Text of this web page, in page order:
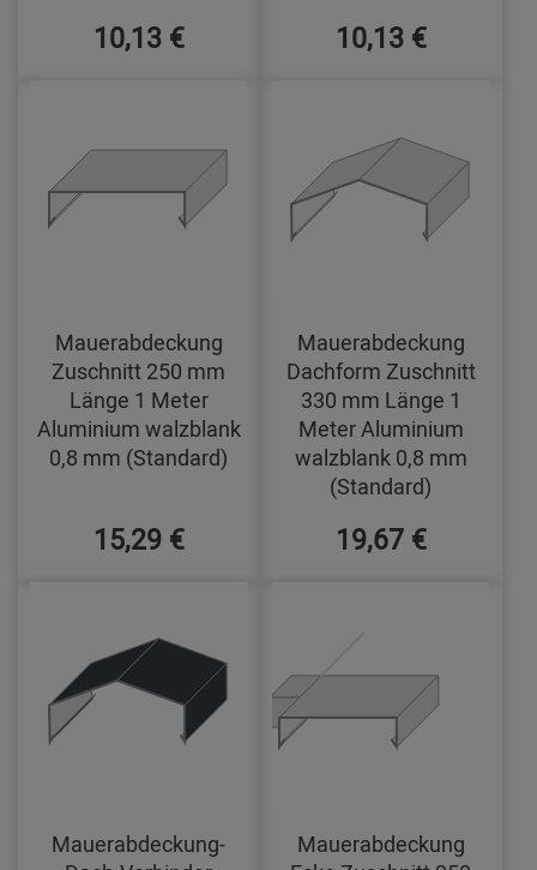
10,13 € 10,13 €
Mauerabdeckung
Zuschnitt 250 mm
Länge 1 Meter
Aluminium walzblank
0,8 mm (Standard)
15,29 €
Mauerabdeckung
Dachform Zuschnitt
330 mm Länge 1
Meter Aluminium
walzblank 0,8 mm
(Standard)
19,67 €
Mauerabdeckung-
Mauerabdeckung